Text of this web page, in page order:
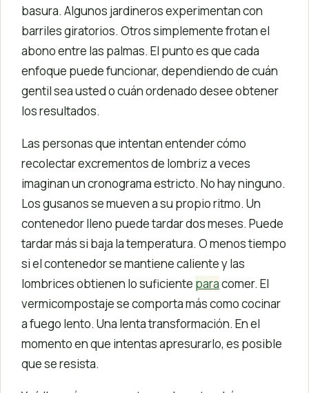
basura. Algunos jardineros experimentan con
barriles giratorios. Otros simplemente frotan el
abono entre las palmas. El punto es que cada
enfoque puede funcionar, dependiendo de cuán
gentil sea usted o cuán ordenado desee obtener
los resultados.
Las personas que intentan entender cómo
recolectar excrementos de lombriz a veces
imaginan un cronograma estricto. No hay ninguno.
Los gusanos se mueven a su propio ritmo. Un
contenedor lleno puede tardar dos meses. Puede
tardar más si baja la temperatura. O menos tiempo
si el contenedor se mantiene caliente y las
lombrices obtienen lo suficiente paracomer. El
vermicompostaje se comporta más como cocinar
a fuego lento. Una lenta transformación. En el
momento en que intentas apresurarlo, es posible
que se resista.